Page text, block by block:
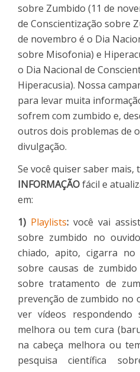
sobre Zumbido (11 de
de Conscientização sobre
de novembro é o Dia
sobre Misofonia) e
o Dia Nacional de
Hiperacusia). Nossa
para levar muita
sofrem com zumbido e,
outros dois problemas de
divulgação.
Se você quiser saber mais,
INFORMAÇÃOfácil e
em:
1) Playlists: você vai
sobre zumbido no
chiado, apito, cigarra no
sobre causas de
sobre tratamento de
prevenção de zumbido no
ver vídeos
melhora ou tem cura
na cabeça melhora ou
pesquisa científica